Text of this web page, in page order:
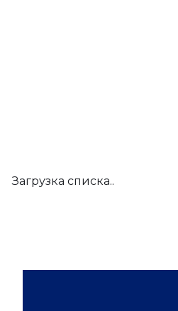
Загрузка списка..